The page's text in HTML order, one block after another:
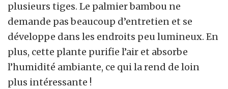
plusieurs tiges. Le palmier bambou ne
demande pas beaucoup d’entretien et se
développe dans les endroits peu lumineux. En
plus, cette plante purifie l’air et absorbe
l’humidité ambiante, ce qui la rend de loin
plus intéressante !